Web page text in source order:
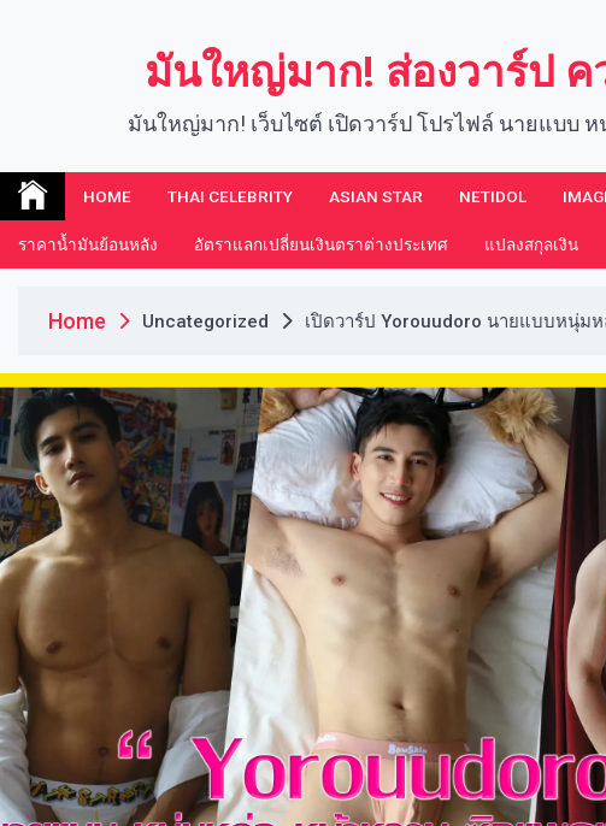
มันใหญ่มาก! ส่องวาร์ป
มันใหญ่มาก! เว็บไซต์ เปิดวาร์ป โปรไฟล์ นายแบบ
HOME THAI CELEBRITY ASIAN STAR NETIDOL
ราคาน้ำมันย้อนหลัง อัตราแลกเปลี่ยนเงินตราต่างประเทศ แปลงสกุลเงิน
Home Uncategorized เปิดวาร์ป Yorouudoro นายแบบหนุ่ม